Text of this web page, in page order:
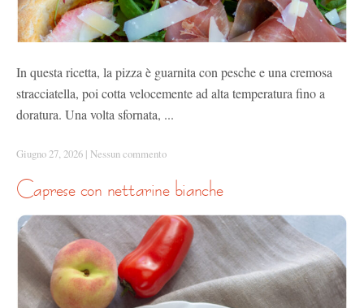
In questa ricetta, la pizza è guarnita con pesche e una cremosa
stracciatella, poi cotta velocemente ad alta temperatura fino a
doratura. Una volta sfornata, ...
Giugno 27, 2026 | Nessun commento
caprese con nettarine bianche